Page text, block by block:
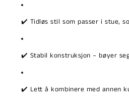
✔️ Tidløs stil som passer i stue,
✔️ Stabil konstruksjon – bøyer
✔️ Lett å kombinere med annen